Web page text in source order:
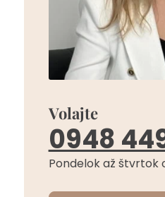
Volajte
0948
Pondelok až štvrtok